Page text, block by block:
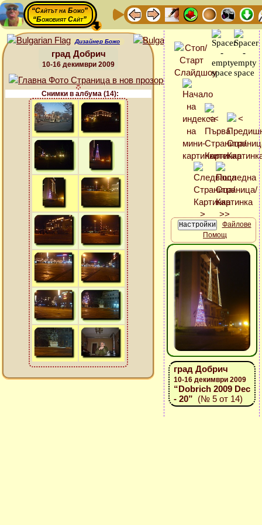
“Сайтът на Божо”
“Божовият Сайт”
Дизайнер Божо
град Добрич
10-16 декимври 2009
Снимки в албума (14):
Файлове
Помощ
град Добрич
10-16 декимври 2009
“Dobrich 2009 Dec
- 20” (№ 5 от 14)